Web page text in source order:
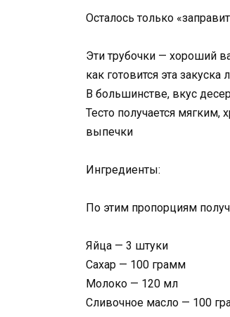
Осталось только
Эти трубочки — хороший
как готовится эта закуска
В большинстве, вкус
Тесто получается мягким,
выпечки
Ингредиенты:
По этим пропорциям
Яйца — 3 штуки
Сахар — 100 грамм
Молоко — 120 мл
Сливочное масло — 100